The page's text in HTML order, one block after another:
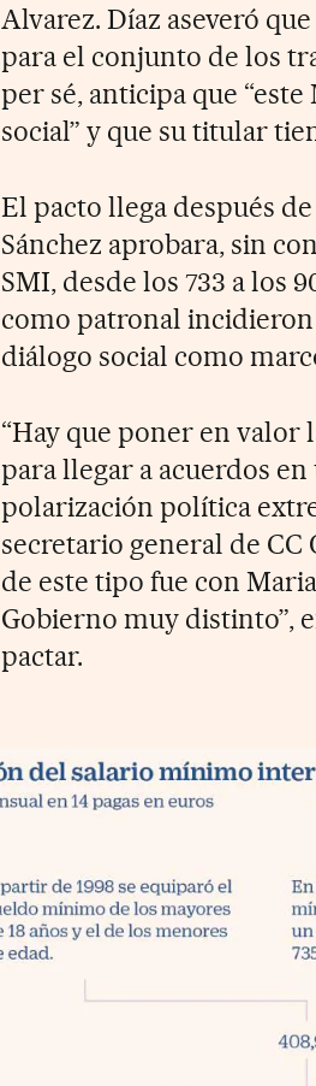
Alvarez. Díaz aseveró
para el conjunto de los
per sé, anticipa que
social” y que su titular
El pacto llega después
Sánchez aprobara, sin
SMI, desde los 733 a los
como patronal
diálogo social como
“Hay que poner en valor
para llegar a acuerdos
polarización política
secretario general de
de este tipo fue con
Gobierno muy distinto”,
pactar.